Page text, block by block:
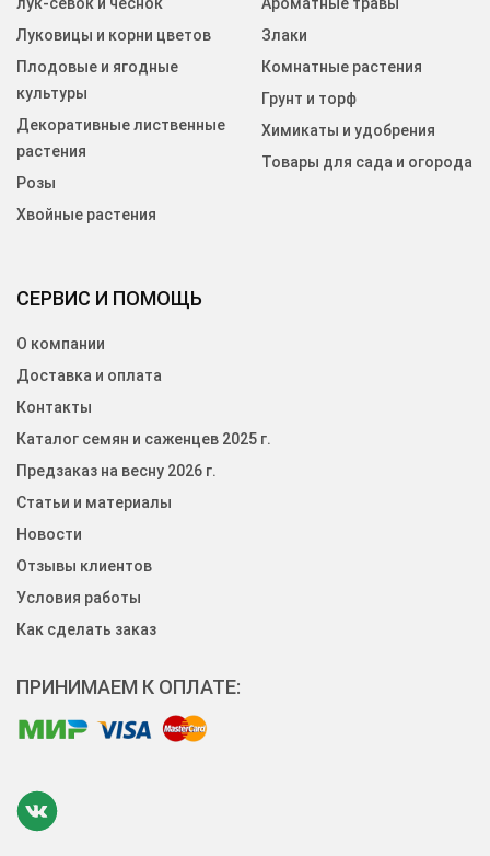
СЕРВИС И ПОМОЩЬ
О компании
Доставка и оплата
Контакты
Каталог семян и саженцев 2025 г.
Предзаказ на весну 2026 г.
Статьи и материалы
Новости
Отзывы клиентов
Условия работы
Как сделать заказ
Луковицы и корни цветов
Плодовые и ягодные
культуры
Декоративные лиственные
растения
Розы
Хвойные растения
Злаки
Комнатные растения
Грунт и торф
Химикаты и удобрения
Товары для сада и огорода
ПРИНИМАЕМ К ОПЛАТЕ: